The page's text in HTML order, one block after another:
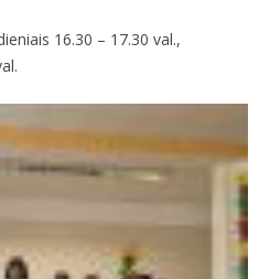
16.30 – 17.30 val.,